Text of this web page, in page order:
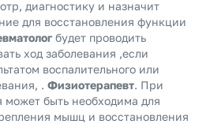
диагностику и назначит
для восстановления функции
будет проводить
ход заболевания ,если
воспалительного или
. Физиотерапевт. При
быть необходима для
мышц и восстановления